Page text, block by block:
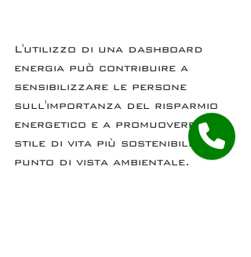
L'utilizzo di una dashboard
energia può contribuire a
sensibilizzare le persone
sull'importanza del risparmio
energetico e a promuovere uno
stile di vita più sostenibile dal
punto di vista ambientale.